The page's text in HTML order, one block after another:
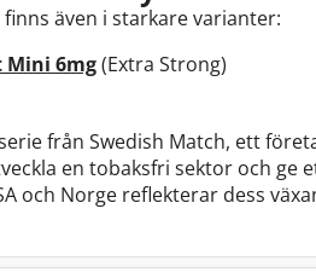
finns även i starkare varianter:
Mini 6mg(Extra Strong)
från Swedish Match, ett
en tobaksfri sektor och
och Norge reflekterar dess